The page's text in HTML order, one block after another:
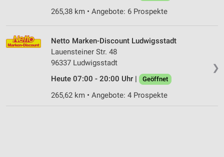
265,38 km • Angebote: 6 Prospekte
❯
Netto Marken-Discount Ludwigsstadt
Lauensteiner Str. 48
96337 Ludwigsstadt
Heute 07:00 - 20:00 Uhr |
Geöffnet
265,62 km • Angebote: 4 Prospekte